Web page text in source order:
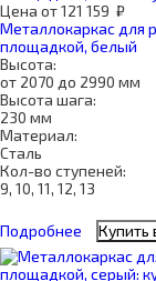
Цена от121 159 ₽
Металлокаркас для
площадкой, белый
Высота:
от 2070 до 2990 мм
Высота шага:
230 мм
Материал:
Сталь
Кол-во ступеней:
9, 10, 11, 12, 13
Подробнее Купить